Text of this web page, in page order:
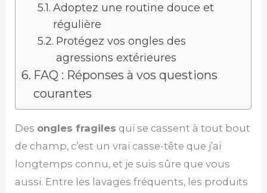
Adoptez une routine douce et
régulière
Protégez vos ongles des
agressions extérieures
FAQ : Réponses à vos questions
courantes
Des ongles fragiles qui se cassent à tout bout
de champ, c’est un vrai casse-tête que j’ai
longtemps connu, et je suis sûre que vous
aussi. Entre les lavages fréquents, les produits